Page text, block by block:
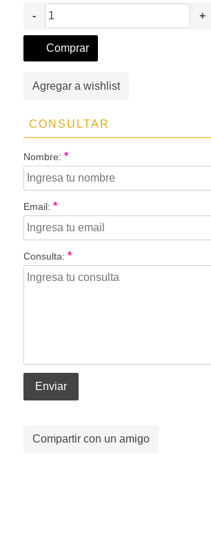
- +
Comprar
Agregar a wishlist
CONSULTAR
Nombre: *
Email: *
Consulta: *
Enviar
Compartir con un amigo